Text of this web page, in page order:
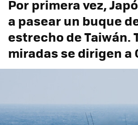
Por primera vez,
a pasear un buque
estrecho de Taiwán.
miradas se dirigen a